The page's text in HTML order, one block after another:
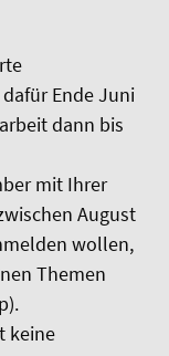
Ende Juni
dann bis
mit Ihrer
August
wollen,
Themen
keine